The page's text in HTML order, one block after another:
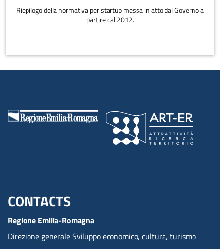
Riepilogo della normativa per startup messa in atto dal Governo a
partire dal 2012.
Menu footer inglese
CONTACTS
Regione Emilia-Romagna
Direzione generale Sviluppo economico, cultura, turismo